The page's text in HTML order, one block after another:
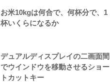
お米10kgは何合で、何杯分で、1
杯いくらになるか
デュアルディスプレイの二画面間
でウインドウを移動させるショー
トカットキー